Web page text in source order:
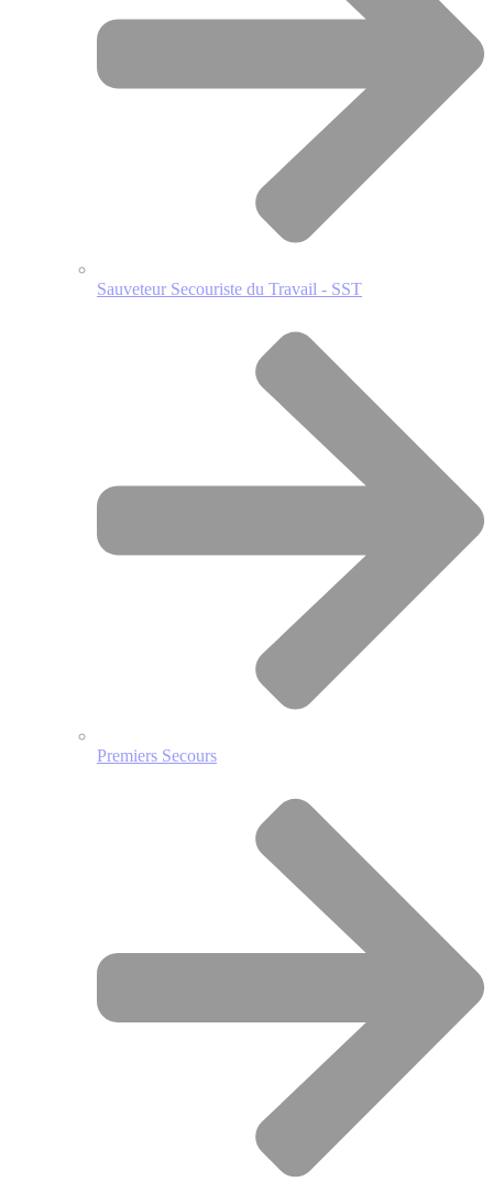
Sauveteur Secouriste du Travail - SST
Premiers Secours